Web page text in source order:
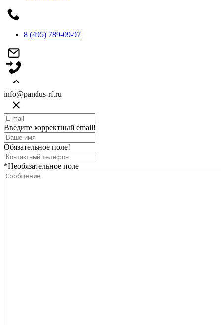
8 (495) 789-09-97
info@pandus-rf.ru
Введите корректный email!
Обязательное поле!
*Необязательное поле